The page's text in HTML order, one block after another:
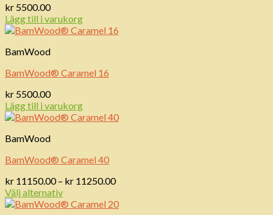
kr 5500.00
Lägg till i varukorg
BamWood
BamWood® Caramel 16
kr 5500.00
Lägg till i varukorg
BamWood
BamWood® Caramel 40
kr 11150.00 – kr 11250.00Prisintervall:
till
Välj alternativ